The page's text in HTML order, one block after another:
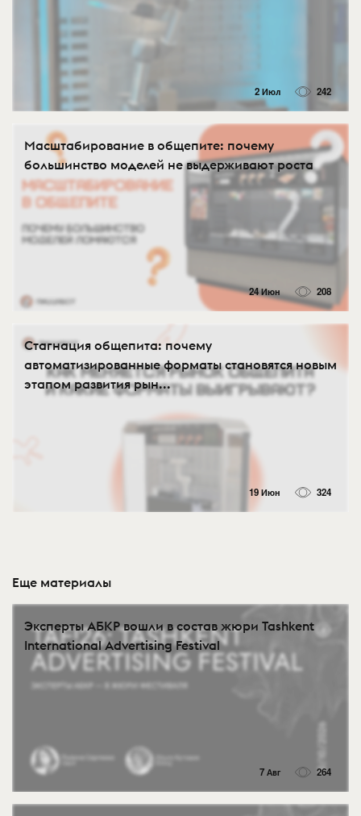
2 Июл 242
Масштабирование в общепите: почему
большинство моделей не выдерживают роста
24 Июн 208
Стагнация общепита: почему
автоматизированные форматы становятся новым
этапом развития рын...
19 Июн 324
Еще материалы
Эксперты АБКР вошли в состав жюри Tashkent
International Advertising Festival
7 Авг 264